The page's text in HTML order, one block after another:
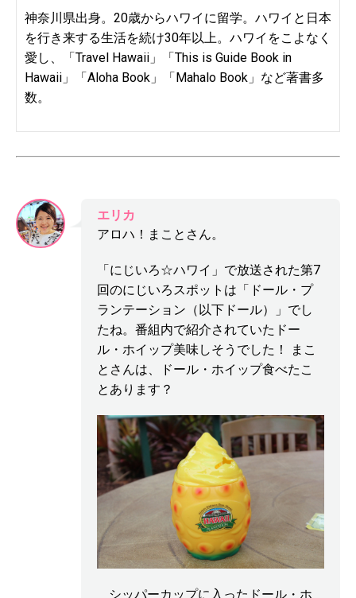
神奈川県出身。20歳からハワイに留学。ハワイと日本
を行き来する生活を続け30年以上。ハワイをこよなく
愛し、「Travel Hawaii」「This is Guide Book in
Hawaii」「Aloha Book」「Mahalo Book」など著書多
数。
エリカ
アロハ！まことさん。
「にじいろ☆ハワイ」で放送された第7
回のにじいろスポットは「ドール・プ
ランテーション（以下ドール）」でし
たね。番組内で紹介されていたドー
ル・ホイップ美味しそうでした！ まこ
とさんは、ドール・ホイップ食べたこ
とあります？
シッパーカップに入ったドール・ホ